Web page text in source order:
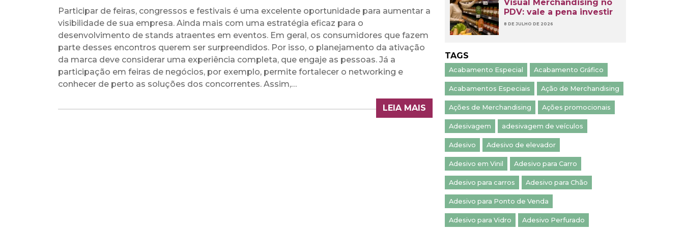
Participar de feiras, congressos e festivais é uma excelente oportunidade para aumentar a
visibilidade de sua empresa. Ainda mais com uma estratégia eficaz para o
desenvolvimento de stands atraentes em eventos. Em geral, os consumidores que fazem
parte desses encontros querem ser surpreendidos. Por isso, o planejamento da ativação
da marca deve considerar uma experiência completa, que engaje as pessoas. Já a
participação em feiras de negócios, por exemplo, permite fortalecer o networking e
conhecer de perto as soluções dos concorrentes. Assim,…
LEIA MAIS
Visual Merchandising no
PDV: vale a pena investir
8 DE JULHO DE 2026
TAGS
Acabamento Especial Acabamento Gráfico
Acabamentos Especiais Ação de Merchandising
Ações de Merchandising Ações promocionais
Adesivagem adesivagem de veículos
Adesivo Adesivo de elevador
Adesivo em Vinil Adesivo para Carro
Adesivo para carros Adesivo para Chão
Adesivo para Ponto de Venda
Adesivo para Vidro Adesivo Perfurado